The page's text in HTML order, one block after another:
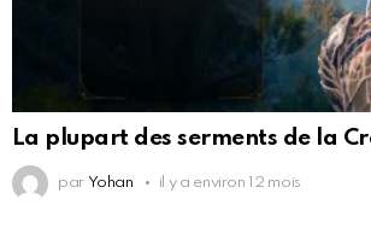
La plupart des serments de la
par Yohan il y a environ 12 mois